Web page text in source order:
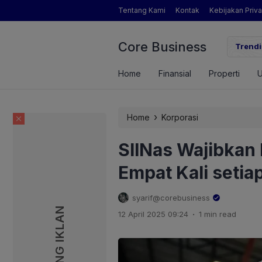
Tentang Kami Kontak Kebijakan
Core Business
Pertanian yang Dimaksud Mentan Amran?
Home Finansial Properti
Home › Korporasi
SIINas
Empat Kali
syarif@corebusiness
12 April 2025 09:24 . 1 min read